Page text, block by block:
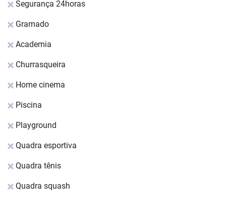
Segurança 24horas
Gramado
Academia
Churrasqueira
Home cinema
Piscina
Playground
Quadra esportiva
Quadra tênis
Quadra squash